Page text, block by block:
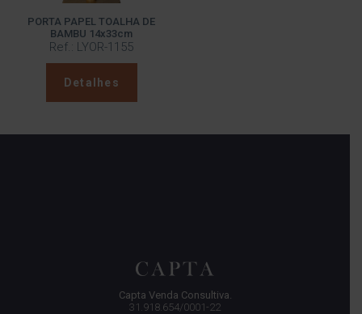
PORTA PAPEL TOALHA DE
BAMBU 14x33cm
Ref.: LYOR-1155
Detalhes
Capta Venda Consultiva.
31.918.654/0001-22